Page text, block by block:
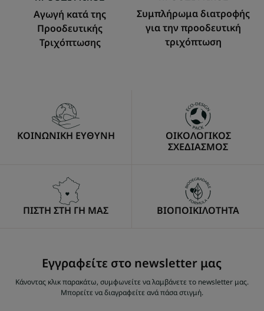
Αγωγή κατά της
Προοδευτικής
Τριχόπτωσης
Συμπλήρωμα διατροφής
για την προοδευτική
τριχόπτωση
ΚΟΙΝΩΝΙΚΗ ΕΥΘΥΝΗ
ΟΙΚΟΛΟΓΙΚΟΣ
ΣΧΕΔΙΑΣΜΟΣ
ΠΙΣΤΗ ΣΤΗ ΓΗ ΜΑΣ ΒΙΟΠΟΙΚΙΛΟΤΗΤΑ
Εγγραφείτε στο newsletter μας
Κάνοντας κλικ παρακάτω, συμφωνείτε να λαμβάνετε το newsletter μας.
Μπορείτε να διαγραφείτε ανά πάσα στιγμή.